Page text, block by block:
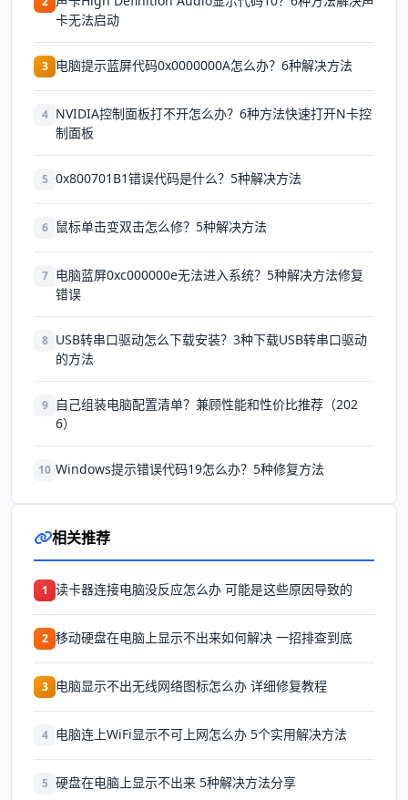
卡无法启动
3 电脑提示蓝屏代码0x0000000A怎么办？6种解决方法
4 NVIDIA控制面板打不开怎么办？6种方法快速打开N卡控
制面板
5 0x800701B1错误代码是什么？5种解决方法
6 鼠标单击变双击怎么修？5种解决方法
7 电脑蓝屏0xc000000e无法进入系统？5种解决方法修复
错误
8 USB转串口驱动怎么下载安装？3种下载USB转串口驱动
的方法
9
自己组装电脑配置清单？兼顾性能和性价比推荐（202
6）
10 Windows提示错误代码19怎么办？5种修复方法
相关推荐
1 读卡器连接电脑没反应怎么办 可能是这些原因导致的
2 移动硬盘在电脑上显示不出来如何解决 一招排查到底
3 电脑显示不出无线网络图标怎么办 详细修复教程
4 电脑连上WiFi显示不可上网怎么办 5个实用解决方法
5 硬盘在电脑上显示不出来 5种解决方法分享